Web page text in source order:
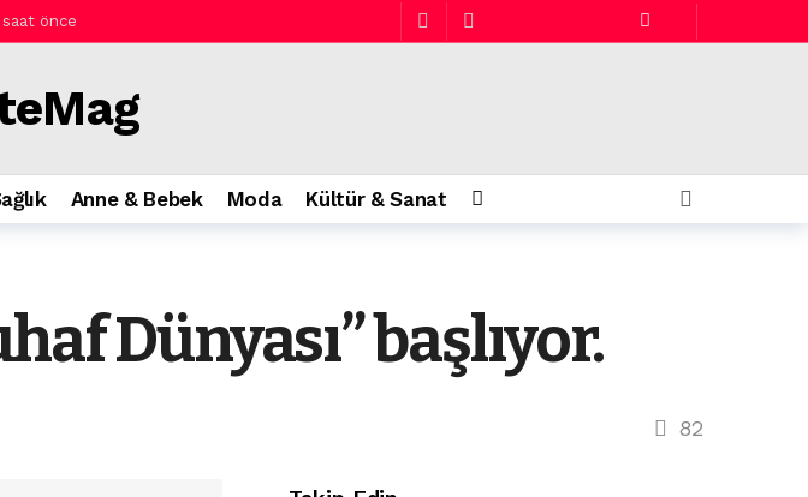
önce
22 saat önce
alanı haline geliyor”. 22 saat önce
Anne & Bebek Moda Kültür & Sanat
Dünyası” başlıyor.
82